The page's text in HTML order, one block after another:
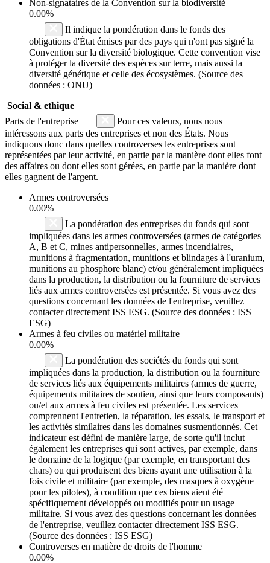
Non-signataires de la Convention sur la biodiversité
0.00%
Il indique la pondération dans le fonds des
obligations d'État émises par des pays qui n'ont pas signé la
Convention sur la diversité biologique. Cette convention vise
à protéger la diversité des espèces sur terre, mais aussi la
diversité génétique et celle des écosystèmes. (Source des
données : ONU)
Social & ethique
Parts de l'entreprise
Pour ces valeurs, nous nous
intéressons aux parts des entreprises et non des États. Nous
indiquons donc dans quelles controverses les entreprises sont
représentées par leur activité, en partie par la manière dont elles font
des affaires ou dont elles sont gérées, en partie par la manière dont
elles gagnent de l'argent.
Armes controversées
0.00%
La pondération des entreprises du fonds qui sont
impliquées dans les armes controversées (armes de catégories
A, B et C, mines antipersonnelles, armes incendiaires,
munitions à fragmentation, munitions et blindages à l'uranium,
munitions au phosphore blanc) et/ou généralement impliquées
dans la production, la distribution ou la fourniture de services
liés aux armes controversées est présentée. Si vous avez des
questions concernant les données de l'entreprise, veuillez
contacter directement ISS ESG. (Source des données : ISS
ESG)
Armes à feu civiles ou matériel militaire
0.00%
La pondération des sociétés du fonds qui sont
impliquées dans la production, la distribution ou la fourniture
de services liés aux équipements militaires (armes de guerre,
équipements militaires de soutien, ainsi que leurs composants)
ou/et aux armes à feu civiles est présentée. Les services
comprennent l'entretien, la réparation, les essais, le transport et
les activités similaires dans les domaines susmentionnés. Cet
indicateur est défini de manière large, de sorte qu'il inclut
également les entreprises qui sont actives, par exemple, dans
le domaine de la logique (par exemple, en transportant des
chars) ou qui produisent des biens ayant une utilisation à la
fois civile et militaire (par exemple, des masques à oxygène
pour les pilotes), à condition que ces biens aient été
spécifiquement développés ou modifiés pour un usage
militaire. Si vous avez des questions concernant les données
de l'entreprise, veuillez contacter directement ISS ESG.
(Source des données : ISS ESG)
Controverses en matière de droits de l'homme
0.00%